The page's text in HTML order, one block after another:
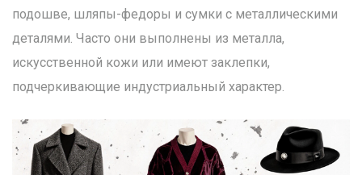
подошве, шляпы-федоры и сумки с металлическими
деталями. Часто они выполнены из металла,
искусственной кожи или имеют заклепки,
подчеркивающие индустриальный характер.